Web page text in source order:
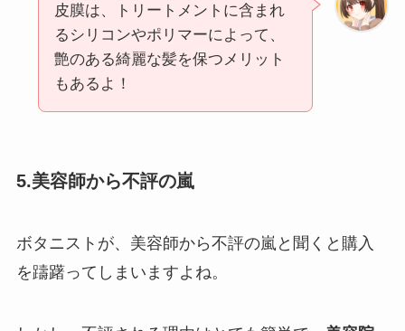
皮膜は、トリートメントに含まれ
るシリコンやポリマーによって、
艶のある綺麗な髪を保つメリット
もあるよ！
5.美容師から不評の嵐
ボタニストが、美容師から不評の嵐と聞くと購入
を躊躇ってしまいますよね。